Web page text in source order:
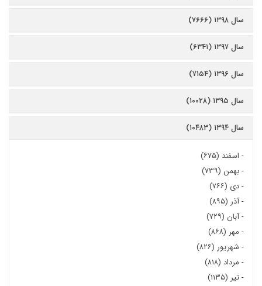
سال ۱۳۹۸ (۷۶۶۶)
سال ۱۳۹۷ (۶۳۴۱)
سال ۱۳۹۶ (۷۱۵۴)
سال ۱۳۹۵ (۱۰۰۲۸)
سال ۱۳۹۴ (۱۰۴۸۳)
- اسفند (۶۷۵)
-بهمن (۷۳۹)
-دی (۷۶۶)
-آذر (۸۹۵)
-آبان (۷۲۹)
- مهر (۸۶۸)
- شهریور (۸۲۶)
- مرداد (۸۱۸)
-تیر (۱۱۳۵)